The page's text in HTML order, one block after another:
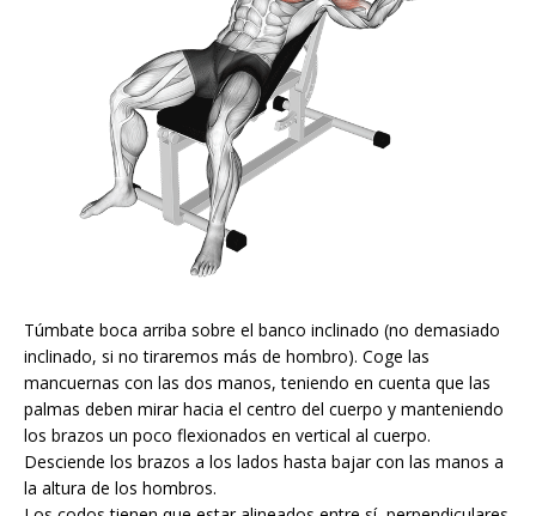
Túmbate boca arriba sobre el banco inclinado (no demasiado
inclinado, si no tiraremos más de hombro). Coge las
mancuernas con las dos manos, teniendo en cuenta que las
palmas deben mirar hacia el centro del cuerpo y manteniendo
los brazos un poco flexionados en vertical al cuerpo.
Desciende los brazos a los lados hasta bajar con las manos a
la altura de los hombros.